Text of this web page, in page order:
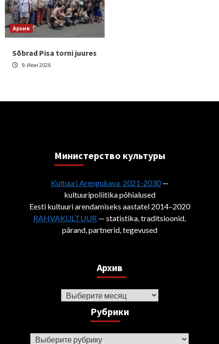
Архив
Sõbrad Pisa torni juures
9. Июн 2026
Министерствo культуры
Kultuuri Arengukava 2021-2030—
kultuuripoliitika põhialused
Eesti kultuuri arendamiseks aastatel 2014–2020
RAHVAKULTUUR — statistika, traditsioonid,
pärand, partnerid, tegevused
Архив
Архив
Рубрики
Рубрики